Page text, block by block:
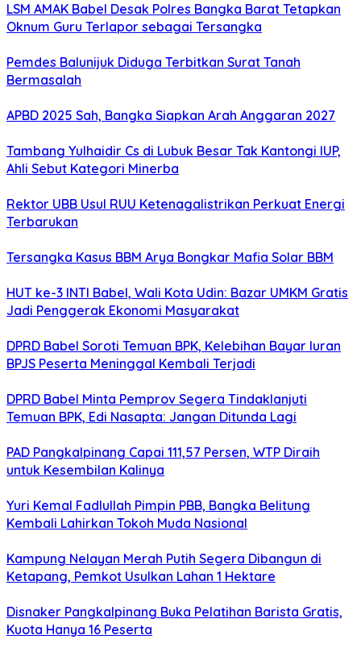
LSM AMAK Babel Desak Polres Bangka Barat Tetapkan
Oknum Guru Terlapor sebagai Tersangka
Pemdes Balunijuk Diduga Terbitkan Surat Tanah
Bermasalah
APBD 2025 Sah, Bangka Siapkan Arah Anggaran 2027
Tambang Yulhaidir Cs di Lubuk Besar Tak Kantongi IUP,
Ahli Sebut Kategori Minerba
Rektor UBB Usul RUU Ketenagalistrikan Perkuat Energi
Terbarukan
Tersangka Kasus BBM Arya Bongkar Mafia Solar BBM
HUT ke-3 INTI Babel, Wali Kota Udin: Bazar UMKM Gratis
Jadi Penggerak Ekonomi Masyarakat
DPRD Babel Soroti Temuan BPK, Kelebihan Bayar Iuran
BPJS Peserta Meninggal Kembali Terjadi
DPRD Babel Minta Pemprov Segera Tindaklanjuti
Temuan BPK, Edi Nasapta: Jangan Ditunda Lagi
PAD Pangkalpinang Capai 111,57 Persen, WTP Diraih
untuk Kesembilan Kalinya
Yuri Kemal Fadlullah Pimpin PBB, Bangka Belitung
Kembali Lahirkan Tokoh Muda Nasional
Kampung Nelayan Merah Putih Segera Dibangun di
Ketapang, Pemkot Usulkan Lahan 1 Hektare
Disnaker Pangkalpinang Buka Pelatihan Barista Gratis,
Kuota Hanya 16 Peserta